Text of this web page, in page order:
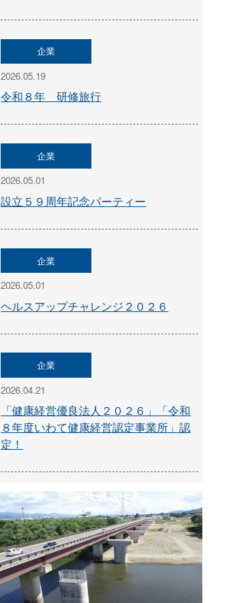
企業
2026.05.19
令和８年 研修旅行
企業
2026.05.01
設立５９周年記念パーティー
企業
2026.05.01
ヘルスアップチャレンジ２０２６
企業
2026.04.21
「健康経営優良法人２０２６」「令和
８年度いわて健康経営認定事業所」認
定！